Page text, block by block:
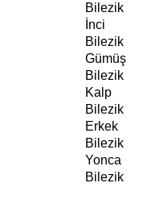
Bilezik
İnci
Bilezik
Gümüş
Bilezik
Kalp
Bilezik
Erkek
Bilezik
Yonca
Bilezik